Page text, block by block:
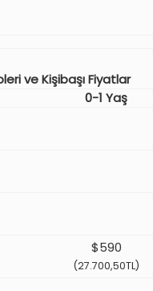
ve Kişibaşı Fiyatlar
0-1 Yaş
$590
(27.700,50TL)